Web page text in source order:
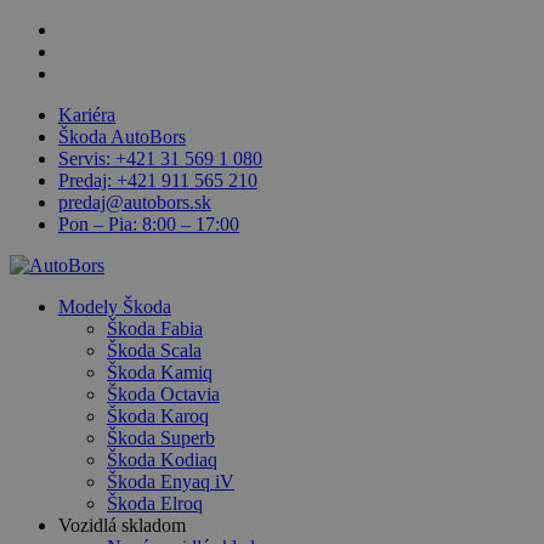
Skip
main
Kariéra
Škoda AutoBors
Servis: +421 31 569 1 080
Predaj: +421 911 565 210
predaj@autobors.sk
Pon – Pia: 8:00 – 17:00
search
Menu
Modely Škoda
Škoda Fabia
Škoda Scala
Škoda Kamiq
Škoda Octavia
Škoda Karoq
Škoda Superb
Škoda Kodiaq
Škoda Enyaq iV
Škoda Elroq
Vozidlá skladom